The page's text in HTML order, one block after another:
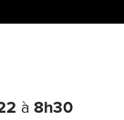
à 8h30